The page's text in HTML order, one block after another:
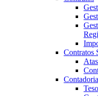
Contratos
Contadoria